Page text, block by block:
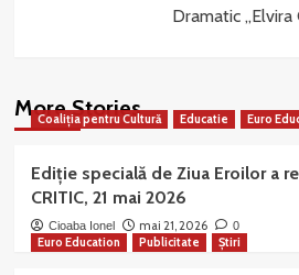
Dramatic „Elvira
More Stories
Coaliția pentru Cultură Educatie Euro
Ediție specială de Ziua Eroilor a
CRITIC, 21 mai 2026
Cioaba Ionel mai 21, 2026 0
Euro Education Publicitate Știri